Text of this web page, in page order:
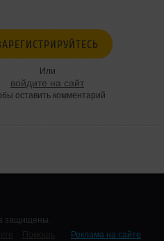
Или
войдите на сайт
оставить комментарий
защищены.
Реклама на сайте